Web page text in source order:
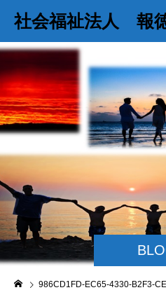
社会福祉法人 報
986CD1FD-EC65-4330-B2F3-